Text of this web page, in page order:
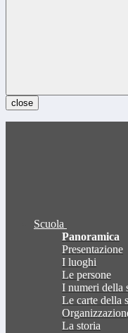
close
Scuola
Panoramica
Presentazione
I luoghi
Le persone
I numeri della
Le carte della
La storia